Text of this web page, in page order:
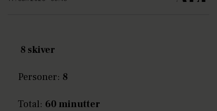
8 skiver
Personer: 8
Total: 60 minutter